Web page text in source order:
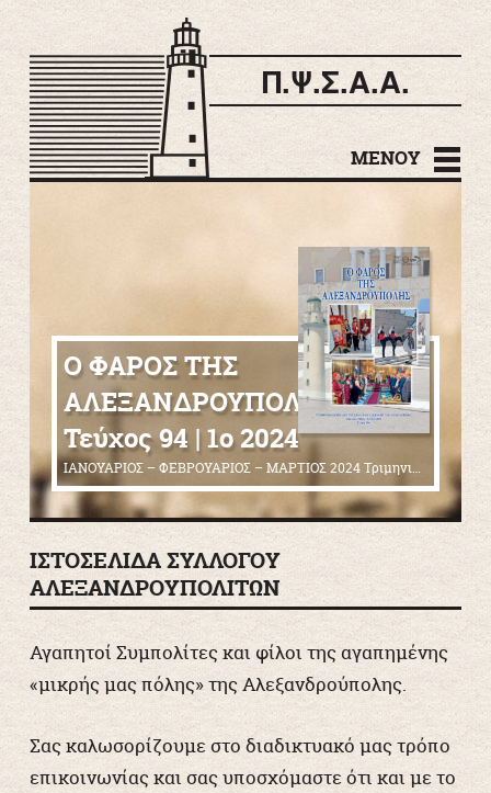
Π.Ψ.Σ.Α.Α.
ΜΕΝΟΎ
περιεχόμενο
Ο ΦΑΡΟΣ ΤΗΣ
ΑΛΕΞΑΝΔΡΟΥΠΟΛΗΣ |
Τεύχος 94 | 1ο 2024
ΙΑΝΟΥΑΡΙΟΣ – ΦΕΒΡΟΥΑΡΙΟΣ – ΜΑΡΤΙΟΣ 2024 Τριμηνιαίο περιοδικό Πολιτιστικού και Ψυχαγωγικού Συλλόγου Αλεξανδρουπολιτών Αττικής
ΙΣΤΟΣΕΛΙΔΑ ΣΥΛΛΟΓΟΥ
ΑΛΕΞΑΝΔΡΟΥΠΟΛΙΤΩΝ
Αγαπητοί Συμπολίτες και φίλοι της αγαπημένης
«μικρής μας πόλης» της Αλεξανδρούπολης.
Σας καλωσορίζουμε στο διαδικτυακό μας τρόπο
επικοινωνίας και σας υποσχόμαστε ότι και με το